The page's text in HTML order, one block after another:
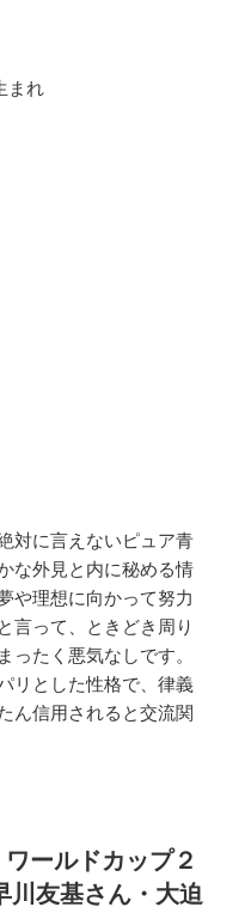
まれ
対に言えないピュア青
な外見と内に秘める情
や理想に向かって努力
言って、ときどき周り
ったく悪気なしです。
リとした性格で、律義
ん信用されると交流関
ワールドカップ２
川友基さん・大迫